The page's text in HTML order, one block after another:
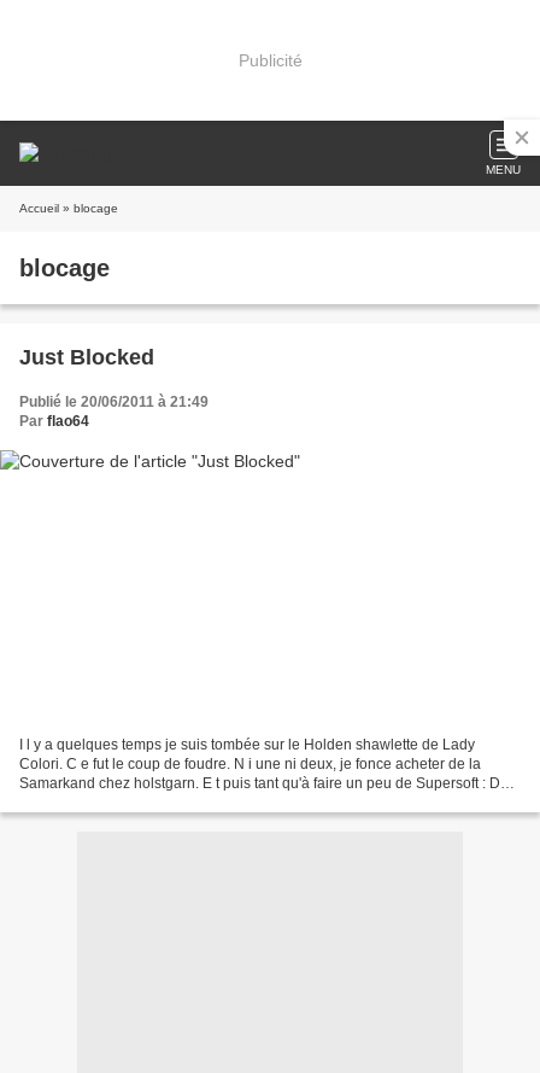
Publicité
MENU
Accueil » blocage
blocage
Just Blocked
Publié le 20/06/2011 à 21:49
Par flao64
I l y a quelques temps je suis tombée sur le Holden shawlette de Lady
Colori. C e fut le coup de foudre. N i une ni deux, je fonce acheter de la
Samarkand chez holstgarn. E t puis tant qu'à faire un peu de Supersoft : D